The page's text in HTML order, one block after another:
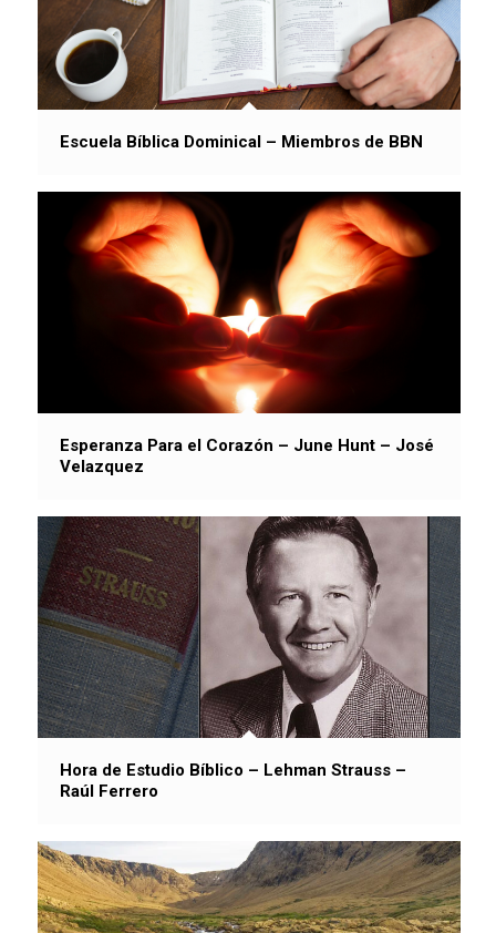
Escuela Bíblica Dominical – Miembros de BBN
Esperanza Para el Corazón – June Hunt – José
Velazquez
Hora de Estudio Bíblico – Lehman Strauss –
Raúl Ferrero